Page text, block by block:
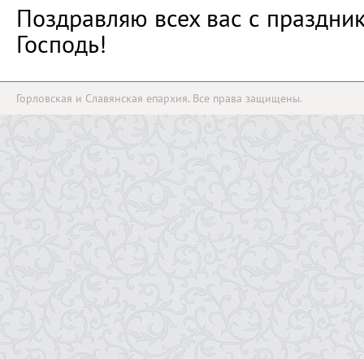
Поздравляю всех вас с
Господь!
Горловская и Славянская епархия. Все права защищены.